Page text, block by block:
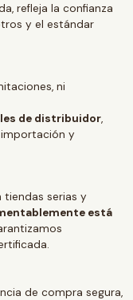
refleja la confianza
y el estándar
ni
de distribuidor,
y
tiendas serias y
está
de compra segura,